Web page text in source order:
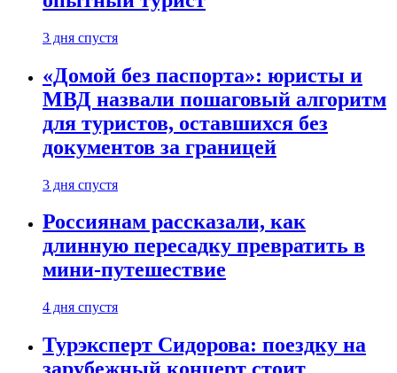
3 дня спустя
«Домой без паспорта»: юристы и
МВД назвали пошаговый алгоритм
для туристов, оставшихся без
документов за границей
3 дня спустя
Россиянам рассказали, как
длинную пересадку превратить в
мини-путешествие
4 дня спустя
Турэксперт Сидорова: поездку на